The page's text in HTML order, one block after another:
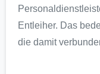
Entleiher. Das
die damit